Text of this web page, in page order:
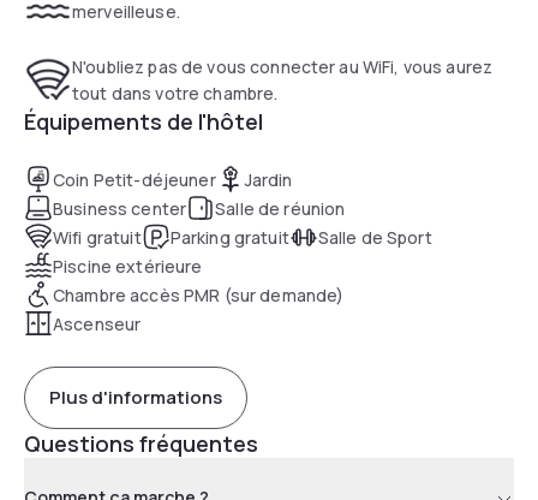
merveilleuse.
N'oubliez pas de vous connecter au WiFi, vous aurez
tout dans votre chambre.
Équipements de l'hôtel
Coin Petit-déjeuner
Jardin
Business center
Salle de réunion
Wifi gratuit
Parking gratuit
Salle de Sport
Piscine extérieure
Chambre accès PMR (sur demande)
Ascenseur
Plus d'informations
Questions fréquentes